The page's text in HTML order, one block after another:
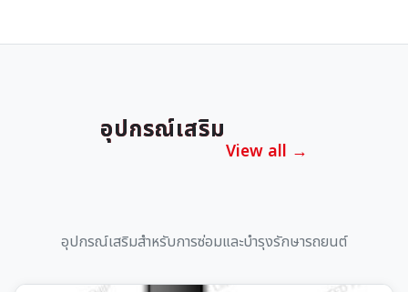
อุปกรณ์เสริม
View all →
อุปกรณ์เสริมสำหรับการซ่อมและบำรุงรักษารถยนต์